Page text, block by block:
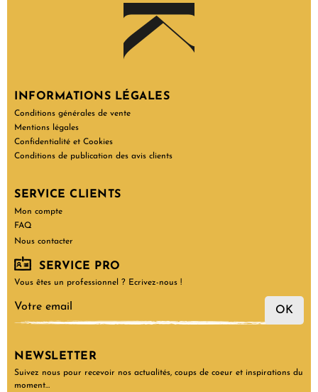
INFORMATIONS LÉGALES
Conditions générales de vente
Mentions légales
Confidentialité et Cookies
Conditions de publication des avis clients
SERVICE CLIENTS
Mon compte
FAQ
Nous contacter
SERVICE PRO
Vous êtes un professionnel ? Ecrivez-nous !
OK
NEWSLETTER
Suivez nous pour recevoir nos actualités, coups de coeur et inspirations du
moment…